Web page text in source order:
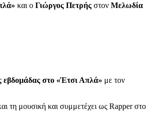
και ο Γιώργος Πετρής στον Μελωδία
εβδομάδας στο «Έτσι Απλά» με τον
τη μουσική και συμμετέχει ως Rapper στο